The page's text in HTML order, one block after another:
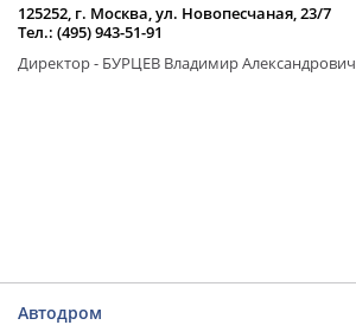
125252, г. Москва, ул. Новопесчаная, 23/7
Тел.: (495) 943-51-91
Директор - БУРЦЕВ Владимир Александрович
Автодром